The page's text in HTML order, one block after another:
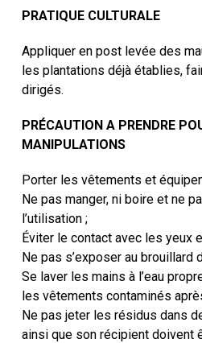
PRATIQUE CULTURALE
Appliquer en post levée des
les plantations déjà établies,
dirigés.
PRÉCAUTION A PRENDRE
MANIPULATIONS
Porter les vêtements et
Ne pas manger, ni boire et ne
l’utilisation ;
Éviter le contact avec les yeux
Ne pas s’exposer au brouillard
Se laver les mains à l’eau
les vêtements contaminés
Ne pas jeter les résidus dans
ainsi que son récipient doivent